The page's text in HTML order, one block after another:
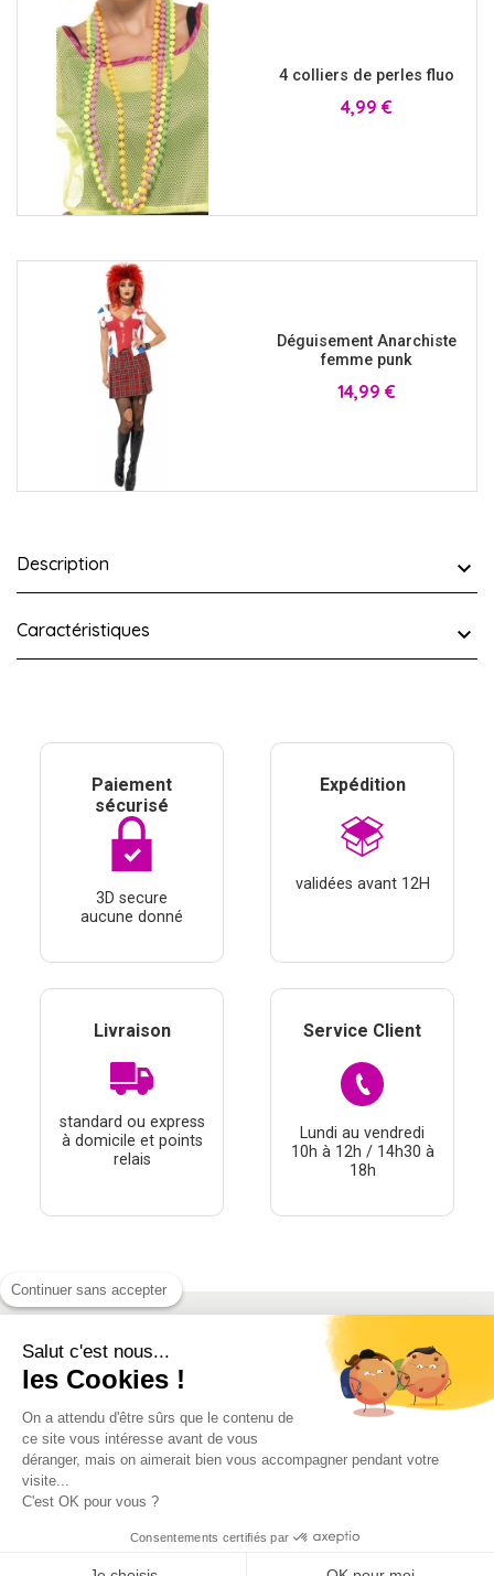
4 colliers de perles fluo
Prix
4,99 €
Déguisement Anarchiste
femme punk
Prix
14,99 €
Description
Caractéristiques
Paiement
sécurisé
3D secure
aucune donné
Expédition
validées avant 12H
Livraison
standard ou express
à domicile et points
relais
Service Client
Lundi au vendredi
10h à 12h / 14h30 à
18h
À PROPOS
À DÉCOUVRIR
MON COMPTE
Continuer sans accepter
Salut c'est nous...
les Cookies !
On a attendu d'être sûrs que le contenu de
ce site vous intéresse avant de vous
déranger, mais on aimerait bien vous accompagner pendant votre
visite...
C'est OK pour vous ?
Consentements certifiés par